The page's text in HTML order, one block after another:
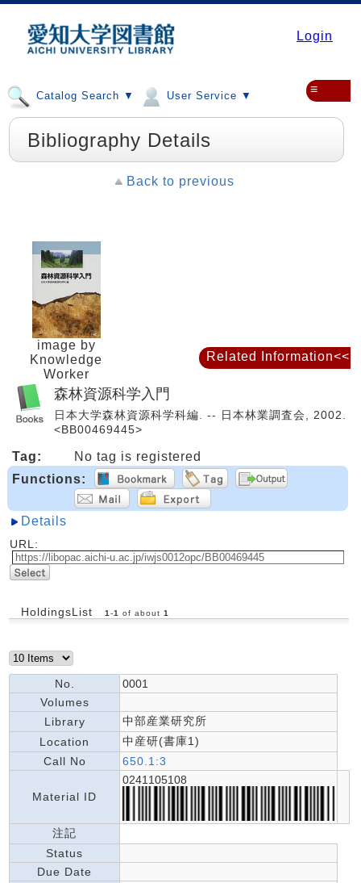
Login
Catalog Search ▼ User Service ▼ ≡
Bibliography Details
Back to previous
image by
Knowledge
Worker
森林資源科学入門
日本大学森林資源科学科編. -- 日本林業調査会, 2002.
<BB00469445>
Tag:
No tag is registered
Functions:
Details
URL:
HoldingsList 1 -1 of about 1
No.
0001
Volumes
Library
中部産業研究所
Location
中産研(書庫1)
Call No
650.1:3
Material ID
0241105108
注記
Status
Due Date
Related Information<<